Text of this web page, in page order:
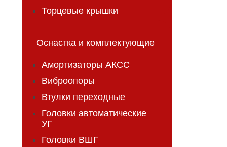
Торцевые крышки
Оснастка и комплектующие
Амортизаторы АКСС
Виброопоры
Втулки переходные
Головки автоматические
УГ
Головки ВШГ